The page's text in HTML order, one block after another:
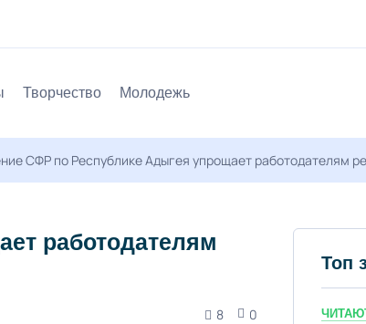
Творчество Молодежь
СФР по Республике Адыгея упрощает работодателям
работодателям
8 0
Топ